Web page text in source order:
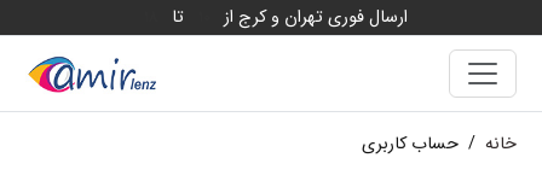
ارسال فوری تهران و کرج از تا
خانه / حساب کاربری